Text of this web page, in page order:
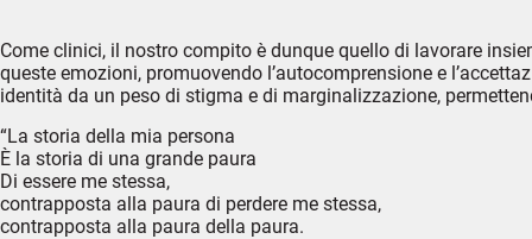
Come clinici, il nostro compito è dunque quello di lavorare
queste emozioni, promuovendo l’autocomprensione e
identità da un peso di stigma e di marginalizzazione,
“La storia della mia persona
È la storia di una grande paura
Di essere me stessa,
contrapposta alla paura di perdere me stessa,
contrapposta alla paura della paura.